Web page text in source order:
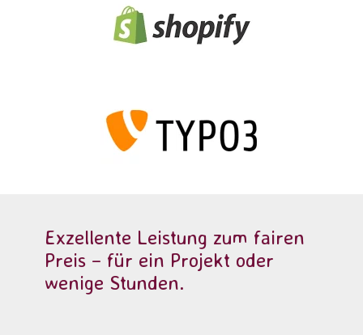
Exzellente Leistung zum fairen
Preis – für ein Projekt oder
wenige Stunden.